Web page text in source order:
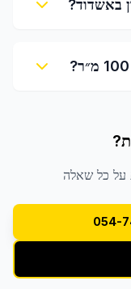
באשדוד?
על כל שאלה